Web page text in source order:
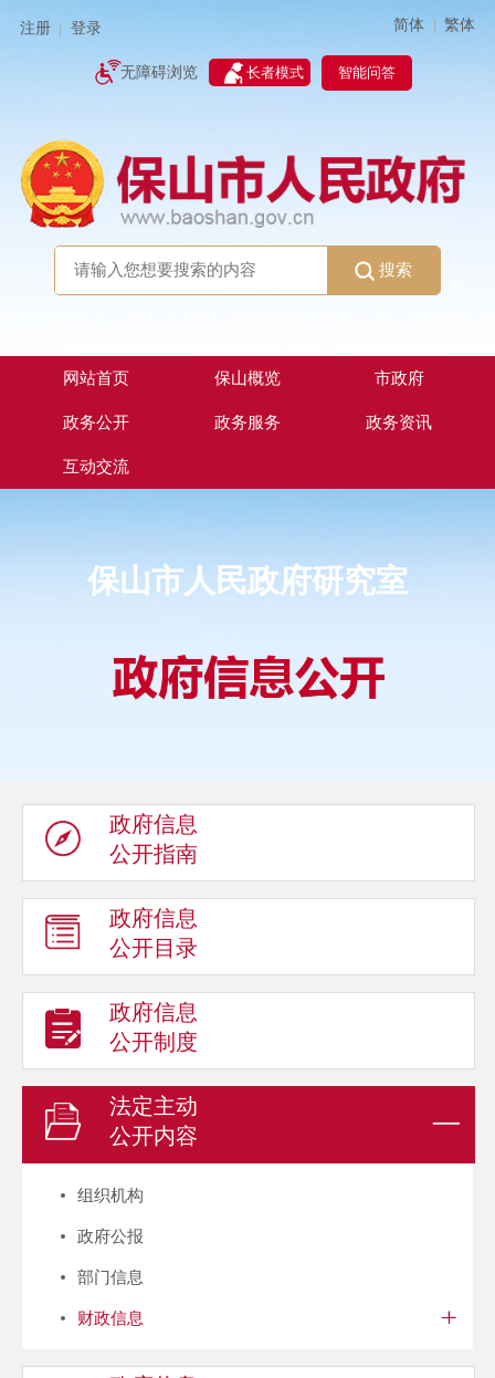
注册 登录 简体 | 繁体
无障碍浏览 长者模式 智能问答
搜索
网站首页 保山概览 市政府
政务公开 政务服务 政务资讯
互动交流
保山市人民政府研究室
政府信息
公开指南
政府信息
公开目录
政府信息
公开制度
法定主动
公开内容
组织机构
政府公报
部门信息
财政信息